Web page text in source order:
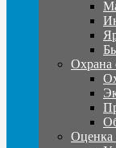
Охрана
Оценка